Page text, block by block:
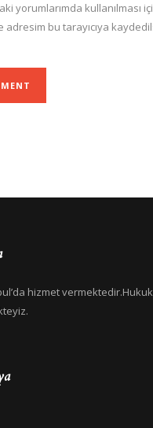
yorumlarımda kullanılması
adresim bu tarayıcıya
hizmet